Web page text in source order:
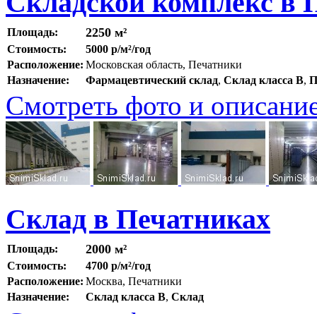
Площадь: 2250 м²
Стоимость:
5000 р/м²/год
Расположение: Московская область, Печатники
Назначение:
Фармацевтический склад, Склад класса B,
Смотреть фото и
Склад в Печатниках
Площадь: 2000 м²
Стоимость:
4700 р/м²/год
Расположение: Москва, Печатники
Назначение:
Склад класса B, Склад